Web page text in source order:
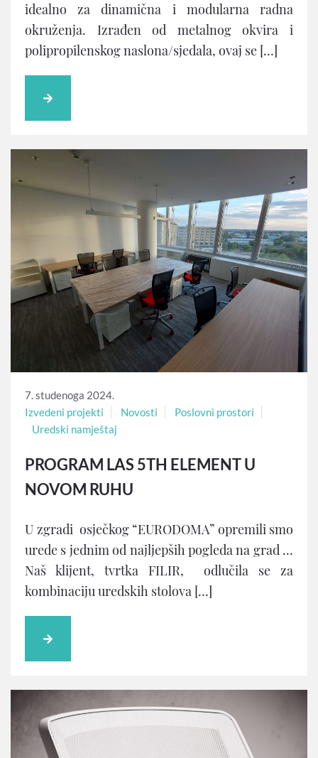
idealno za dinamična i modularna radna
okruženja. Izrađen od metalnog okvira i
polipropilenskog naslona/sjedala, ovaj se […]
7. studenoga 2024.
Izvedeni projekti
Novosti
Poslovni prostori
Uredski namještaj
PROGRAM LAS 5TH ELEMENT U
NOVOM RUHU
U zgradi osječkog “EURODOMA” opremili smo
urede s jednim od najljepših pogleda na grad …
Naš klijent, tvrtka FILIR, odlučila se za
kombinaciju uredskih stolova […]